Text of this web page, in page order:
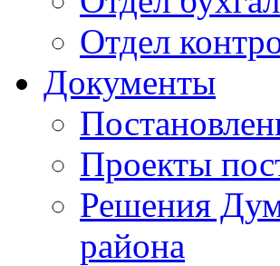
Отдел
Документы
Проекты
Решения
района